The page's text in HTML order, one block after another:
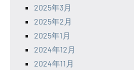
2025年3月
2025年2月
2025年1月
2024年12月
2024年11月